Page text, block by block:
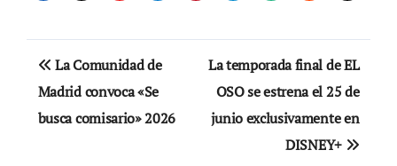
Navegación
de
entradas
La Comunidad de
Madrid convoca «Se
busca comisario» 2026
La temporada final de EL
OSO se estrena el 25 de
junio exclusivamente en
DISNEY+